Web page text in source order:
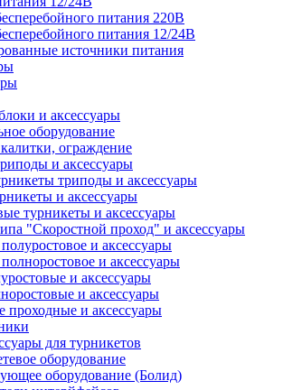
питания 220В
питания 12/24В
источники питания
и аксессуары
оборудование
ограждение
и аксессуары
триподы и аксессуары
и аксессуары
турникеты и аксессуары
"Скоростной проход" и аксессуары
и аксессуары
и аксессуары
и аксессуары
и аксессуары
проходные и аксессуары
для турникетов
оборудование
оборудование (Болид)